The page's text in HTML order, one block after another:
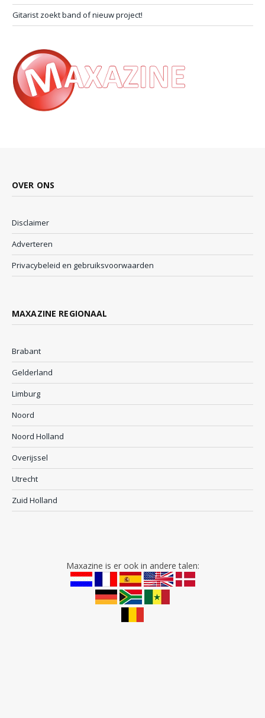
Gitarist zoekt band of nieuw project!
OVER ONS
Disclaimer
Adverteren
Privacybeleid en gebruiksvoorwaarden
MAXAZINE REGIONAAL
Brabant
Gelderland
Limburg
Noord
Noord Holland
Overijssel
Utrecht
Zuid Holland
Maxazine is er ook in andere talen: